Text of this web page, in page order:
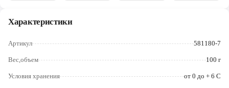
Характеристики
Артикул 581180-7
Вес,объем 100 г
Условия хранения от 0 до + 6 С